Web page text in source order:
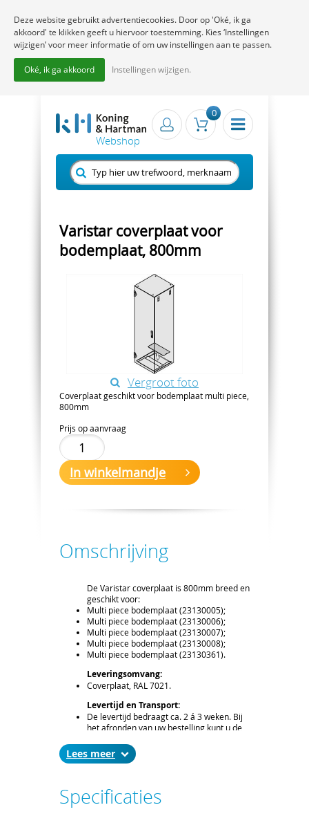
0
Varistar coverplaat voor
bodemplaat, 800mm
Vergroot foto
Coverplaat geschikt voor bodemplaat multi piece,
800mm
Prijs op aanvraag
In winkelmandje
Omschrijving
De Varistar coverplaat is 800mm breed en
geschikt voor:
Multi piece bodemplaat (23130005);
Multi piece bodemplaat (23130006);
Multi piece bodemplaat (23130007);
Multi piece bodemplaat (23130008);
Multi piece bodemplaat (23130361).
Leveringsomvang:
Coverplaat, RAL 7021.
Levertijd en Transport:
De levertijd bedraagt ca. 2 á 3 weken. Bij
het afronden van uw bestelling kunt u de
Voor het afleveren van een coverplaat
gelden de standaard order- en
Lees
Specificaties
Deze website gebruikt advertentiecookies. Door op 'Oké, ik ga
akkoord' te klikken geeft u hiervoor toestemming. Kies ‘Instellingen
wijzigen’ voor meer informatie of om uw instellingen aan te passen.
Oké, ik ga akkoord Instellingen wijzigen.